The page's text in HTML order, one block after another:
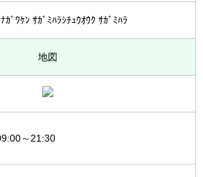
ｶﾞﾜｹﾝ ｻｶﾞﾐﾊﾗｼﾁｭｳｵｳｸ ｻｶﾞﾐﾊﾗ
地図
～21:30